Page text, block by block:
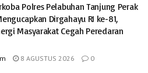
Polres Pelabuhan Tanjung Perak
Dirgahayu RI ke-81,
Masyarakat Cegah Peredaran
8 AGUSTUS 2026 0